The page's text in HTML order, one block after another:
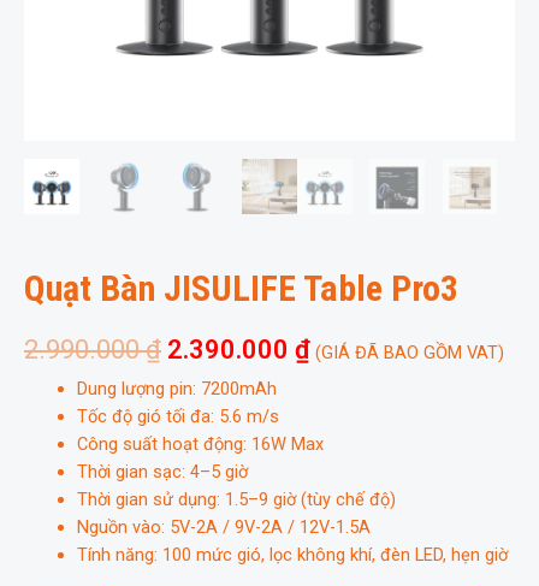
Quạt Bàn JISULIFE Table Pro3
2.990.000₫ 2.390.000 ₫ (GIÁ ĐÃ BAO GỒM VAT)
Dung lượng pin: 7200mAh
Tốc độ gió tối đa: 5.6 m/s
Công suất hoạt động: 16W Max
Thời gian sạc: 4–5 giờ
Thời gian sử dụng: 1.5–9 giờ (tùy chế độ)
Nguồn vào: 5V-2A / 9V-2A / 12V-1.5A
Tính năng: 100 mức gió, lọc không khí, đèn LED, hẹn giờ